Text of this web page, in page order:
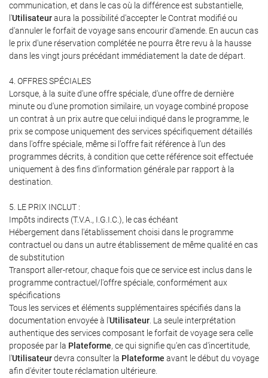
communication, et dans le cas où la différence est substantielle,
l'Utilisateuraura la possibilité d'accepter le Contrat modifié ou
d'annuler le forfait de voyage sans encourir d'amende. En aucun cas
le prix d'une réservation complétée ne pourra être revu à la hausse
dans les vingt jours précédant immédiatement la date de départ.
4. OFFRES SPÉCIALES
Lorsque, à la suite d'une offre spéciale, d'une offre de dernière
minute ou d'une promotion similaire, un voyage combiné propose
un contrat à un prix autre que celui indiqué dans le programme, le
prix se compose uniquement des services spécifiquement détaillés
dans l'offre spéciale, même si l'offre fait référence à l'un des
programmes décrits, à condition que cette référence soit effectuée
uniquement à des fins d'information générale par rapport à la
destination.
5. LE PRIX INCLUT :
Impôts indirects (T.V.A., I.G.I.C.), le cas échéant
Hébergement dans l'établissement choisi dans le programme
contractuel ou dans un autre établissement de même qualité en cas
de substitution
Transport aller-retour, chaque fois que ce service est inclus dans le
programme contractuel/l'offre spéciale, conformément aux
spécifications
Tous les services et éléments supplémentaires spécifiés dans la
documentation envoyée à l'Utilisateur . La seule interprétation
authentique des services composant le forfait de voyage sera celle
proposée par la Plateforme, ce qui signifie qu'en cas d'incertitude,
l'Utilisateurdevra consulter la Plateforme avant le début du voyage
afin d'éviter toute réclamation ultérieure.